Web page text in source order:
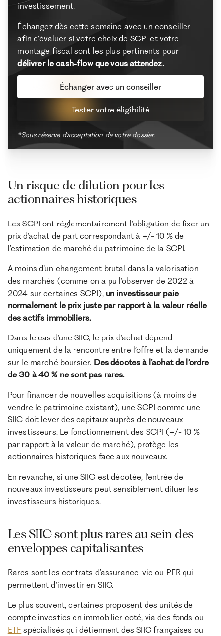
investissement.
Échangez dès cette semaine avec un conseiller
afin d'évaluer si votre choix de SCPI et votre
montage fiscal sont les plus pertinents pour
délivrer le cash-flow que vous attendez.
Tester votre éligibilité
Échanger avec un conseiller
*Sous réserve d'acceptation de votre dossier.
Un risque de dilution pour les
actionnaires historiques
Les SCPI ont réglementairement l’obligation de fixer un
prix d’achat de part correspondant à +/- 10 % de
l’estimation de marché du patrimoine de la SCPI.
A moins d’un changement brutal dans la valorisation
des marchés (comme on a pu l’observer de 2022 à
2024 sur certaines SCPI), un investisseur paie
normalement le prix juste par rapport à la valeur réelle
des actifs immobiliers.
Dans le cas d’une SIIC, le prix d’achat dépend
uniquement de la rencontre entre l’offre et la demande
sur le marché boursier. Des décotes à l’achat de l’ordre
de 30 à 40 % ne sont pas rares.
Pour financer de nouvelles acquisitions (à moins de
vendre le patrimoine existant), une SCPI comme une
SIIC doit lever des capitaux auprès de nouveaux
investisseurs. Le fonctionnement des SCPI (+/- 10 %
par rapport à la valeur de marché), protège les
actionnaires historiques face aux nouveaux.
En revanche, si une SIIC est décotée, l’entrée de
nouveaux investisseurs peut sensiblement diluer les
investisseurs historiques.
Les SIIC sont plus rares au sein des
enveloppes capitalisantes
Rares sont les contrats d’assurance-vie ou PER qui
permettent d’investir en SIIC.
Le plus souvent, certaines proposent des unités de
compte investies en immobilier coté, via des fonds ou
ETF spécialisés qui détiennent des SIIC françaises ou